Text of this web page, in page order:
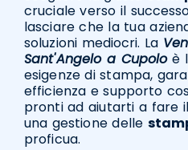
cruciale verso il
lasciare che la tua
soluzioni mediocri. La
Sant'Angelo a Cupoloè
esigenze di stampa,
efficienza e supporto
pronti ad aiutarti a fare
una gestione delle
proficua.